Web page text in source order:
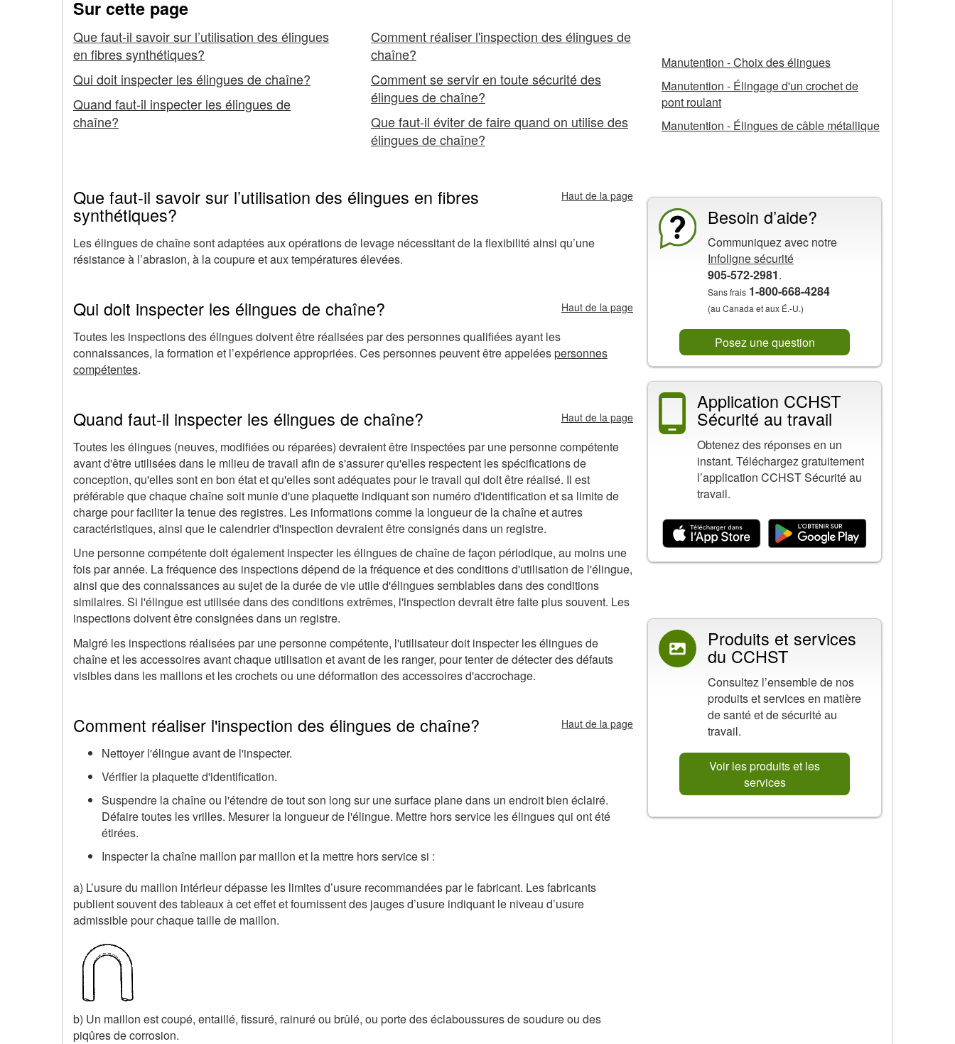
Élingues
chaîne
Sur cette page
Que faut-il savoir sur l’utilisation des élingues
en fibres synthétiques?
Qui doit inspecter les élingues de chaîne?
Quand faut-il inspecter les élingues de
chaîne?
Comment réaliser l'inspection des élingues de
chaîne?
Comment se servir en toute sécurité des
élingues de chaîne?
Que faut-il éviter de faire quand on utilise des
élingues de chaîne?
Que faut-il savoir sur l’utilisation des élingues en fibres
synthétiques?
Haut de la page
Les élingues de chaîne sont adaptées aux opérations de levage nécessitant de la flexibilité ainsi qu’une
résistance à l’abrasion, à la coupure et aux températures élevées.
Qui doit inspecter les élingues de chaîne? Haut de la page
Toutes les inspections des élingues doivent être réalisées par des personnes qualifiées ayant les
connaissances, la formation et l’expérience appropriées. Ces personnes peuvent être appeléespersonnes
compétentes.
Quand faut-il inspecter les élingues de chaîne? Haut de la page
Toutes les élingues (neuves, modifiées ou réparées) devraient être inspectées par une personne compétente
avant d'être utilisées dans le milieu de travail afin de s'assurer qu'elles respectent les spécifications de
conception, qu'elles sont en bon état et qu'elles sont adéquates pour le travail qui doit être réalisé. Il est
préférable que chaque chaîne soit munie d'une plaquette indiquant son numéro d'identification et sa limite de
charge pour faciliter la tenue des registres. Les informations comme la longueur de la chaîne et autres
caractéristiques, ainsi que le calendrier d'inspection devraient être consignés dans un registre.
Une personne compétente doit également inspecter les élingues de chaîne de façon périodique, au moins une
fois par année. La fréquence des inspections dépend de la fréquence et des conditions d'utilisation de l'élingue,
ainsi que des connaissances au sujet de la durée de vie utile d'élingues semblables dans des conditions
similaires. Si l'élingue est utilisée dans des conditions extrêmes, l'inspection devrait être faite plus souvent. Les
inspections doivent être consignées dans un registre.
Malgré les inspections réalisées par une personne compétente, l'utilisateur doit inspecter les élingues de
chaîne et les accessoires avant chaque utilisation et avant de les ranger, pour tenter de détecter des défauts
visibles dans les maillons et les crochets ou une déformation des accessoires d'accrochage.
Comment réaliser l'inspection des élingues de chaîne? Haut de la page
Nettoyer l'élingue avant de l'inspecter.
Vérifier la plaquette d'identification.
Suspendre la chaîne ou l'étendre de tout son long sur une surface plane dans un endroit bien éclairé.
Défaire toutes les vrilles. Mesurer la longueur de l'élingue. Mettre hors service les élingues qui ont été
étirées.
Inspecter la chaîne maillon par maillon et la mettre hors service si :
a) L’usure du maillon intérieur dépasse les limites d’usure recommandées par le fabricant. Les fabricants
publient souvent des tableaux à cet effet et fournissent des jauges d’usure indiquant le niveau d’usure
admissible pour chaque taille de maillon.
b) Un maillon est coupé, entaillé, fissuré, rainuré ou brûlé, ou porte des éclaboussures de soudure ou des
piqûres de corrosion.
Manutention - Choix des élingues
Manutention - Élingage d'un crochet de
pont roulant
Manutention - Élingues de câble métallique
Besoin d’aide?
Communiquez avec notre
Infoligne sécurité
905-572-2981.
Sans frais 1-800-668-4284
(au Canada et aux É.-U.)
Posez une question
Application CCHST
Sécurité au travail
Obtenez des réponses en un
instant. Téléchargez gratuitement
l’application CCHST Sécurité au
travail.
Produits et services
du CCHST
Consultez l’ensemble de nos
produits et services en matière
de santé et de sécurité au
travail.
Voir les produits et les
services